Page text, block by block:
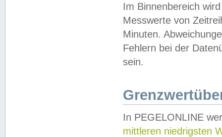
Im Binnenbereich
Messwerte von
Minuten.
Fehlern bei der
sein.
In PEGELONLINE
mittleren niedrigsten